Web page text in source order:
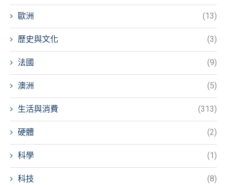
歐洲 (13)
歷史與文化 (3)
法國 (9)
澳洲 (5)
生活與消費 (313)
硬體 (2)
科學 (1)
科技 (8)